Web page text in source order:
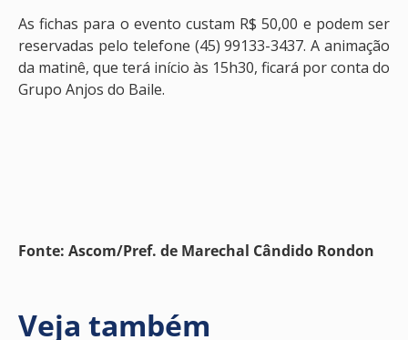
As fichas para o evento custam R$ 50,00 e podem ser
reservadas pelo telefone (45) 99133-3437. A animação
da matinê, que terá início às 15h30, ficará por conta do
Grupo Anjos do Baile.
Fonte: Ascom/Pref. de Marechal Cândido Rondon
Veja também